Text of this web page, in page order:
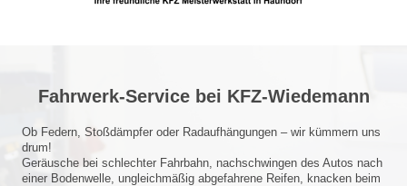
Fahrwerk-Service bei KFZ-Wiedemann
Ob Federn, Stoßdämpfer oder Radaufhängungen – wir kümmern uns
drum!
Geräusche bei schlechter Fahrbahn, nachschwingen des Autos nach
einer Bodenwelle, ungleichmäßig abgefahrene Reifen, knacken beim